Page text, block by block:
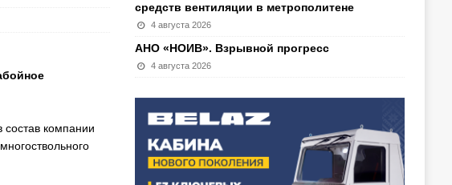
состав компании
средств вентиляции в метрополитене
4 августа 2026
АНО «НОИВ». Взрывной прогресс
4 августа 2026